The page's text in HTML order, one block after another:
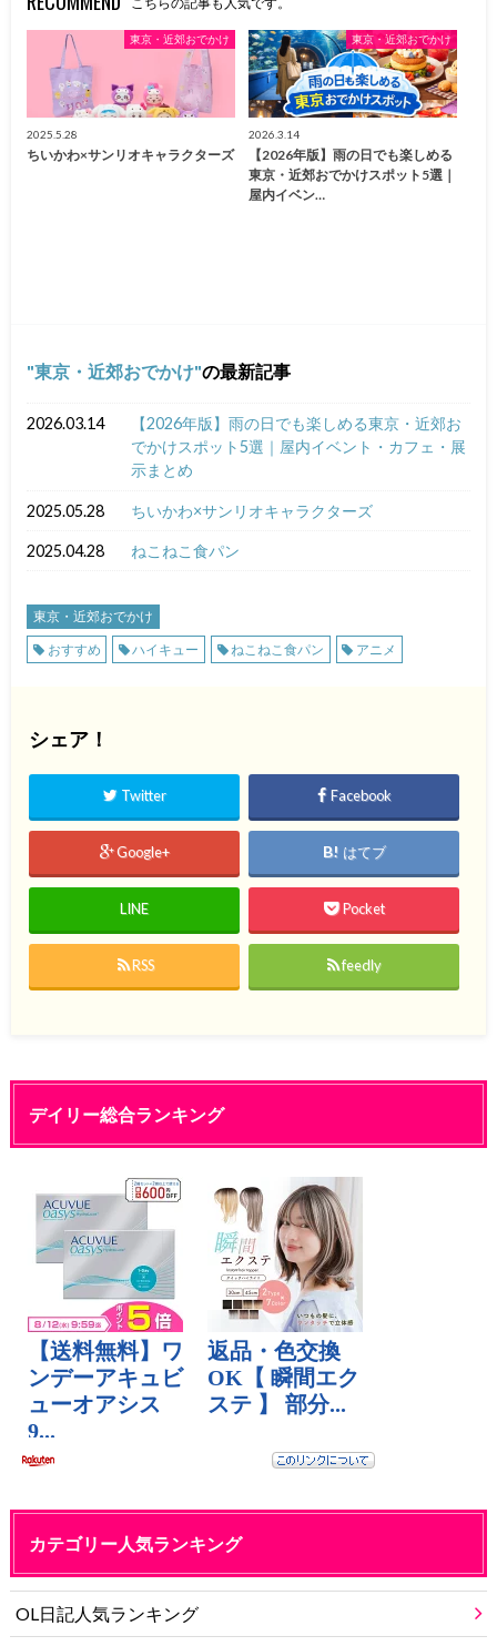
東京・近郊おでかけ
2025.5.28
ちいかわ×サンリオキャラクターズ
東京・近郊おでかけ
2026.3.14
【2026年版】雨の日でも楽しめる
東京・近郊おでかけスポット5選｜
屋内イベン…
東京・近郊おでかけ の最新記事
2026.03.14
【2026年版】雨の日でも楽しめる東京・近郊お
でかけスポット5選｜屋内イベント・カフェ・展
示まとめ
2025.05.28 ちいかわ×サンリオキャラクターズ
2025.04.28 ねこねこ食パン
東京・近郊おでかけ
おすすめ
ハイキュー ねこねこ食パン アニメ
シェア！
Twitter Facebook
Google+ はてブ
LINE Pocket
RSS feedly
デイリー総合ランキング
カテゴリー人気ランキング
OL日記人気ランキング